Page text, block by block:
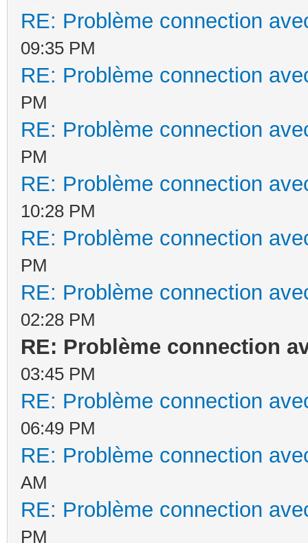
RE: Problème connection
09:35 PM
RE: Problème connection
PM
RE: Problème connection
PM
RE: Problème connection
10:28 PM
RE: Problème connection
PM
RE: Problème connection
02:28 PM
RE: Problème connection
03:45 PM
RE: Problème connection
06:49 PM
RE: Problème connection
AM
RE: Problème connection
PM